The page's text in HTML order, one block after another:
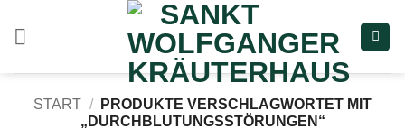
Inhalt
START /
PRODUKTE VERSCHLAGWORTET MIT
„DURCHBLUTUNGSSTÖRUNGEN“